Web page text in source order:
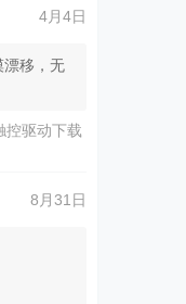
4月4日
漂移，无
控驱动下载
8月31日